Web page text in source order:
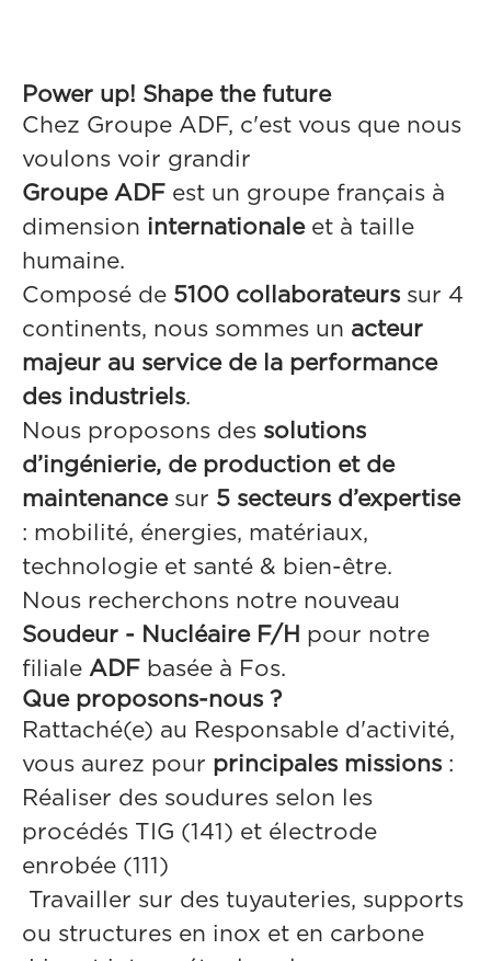
Power up! Shape the future
Chez Groupe ADF, c'est vous que nous
voulons voir grandir
Groupe ADF est un groupe français à
dimension internationale et à taille
humaine.
Composé de 5100 collaborateurs sur 4
continents, nous sommes un acteur
majeur au service de la performance
des industriels.
Nous proposons des solutions
d’ingénierie, de production et de
maintenancesur 5 secteurs d’expertise
: mobilité, énergies, matériaux,
technologie et santé & bien-être.
Nous recherchons notre nouveau
Soudeur - Nucléaire F/H pour notre
filiale ADF basée à Fos.
Que proposons-nous ?
Rattaché(e) au Responsable d'activité,
vous aurez pour principales missions :
Réaliser des soudures selon les
procédés TIG (141) et électrode
enrobée (111)
Travailler sur des tuyauteries, supports
ou structures en inox et en carbone